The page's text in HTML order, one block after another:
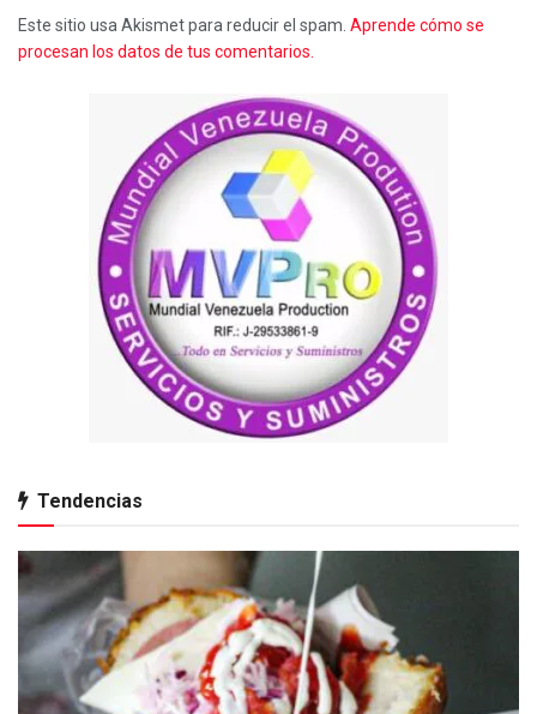
Este sitio usa Akismet para reducir el spam. Aprende cómo se
procesan los datos de tus comentarios.
Tendencias